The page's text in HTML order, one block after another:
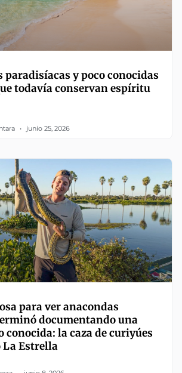
paradisíacas y poco conocidas
todavía conservan espíritu
junio 25, 2026
para ver anacondas
documentando una
conocida: la caza de curiyúes
La Estrella